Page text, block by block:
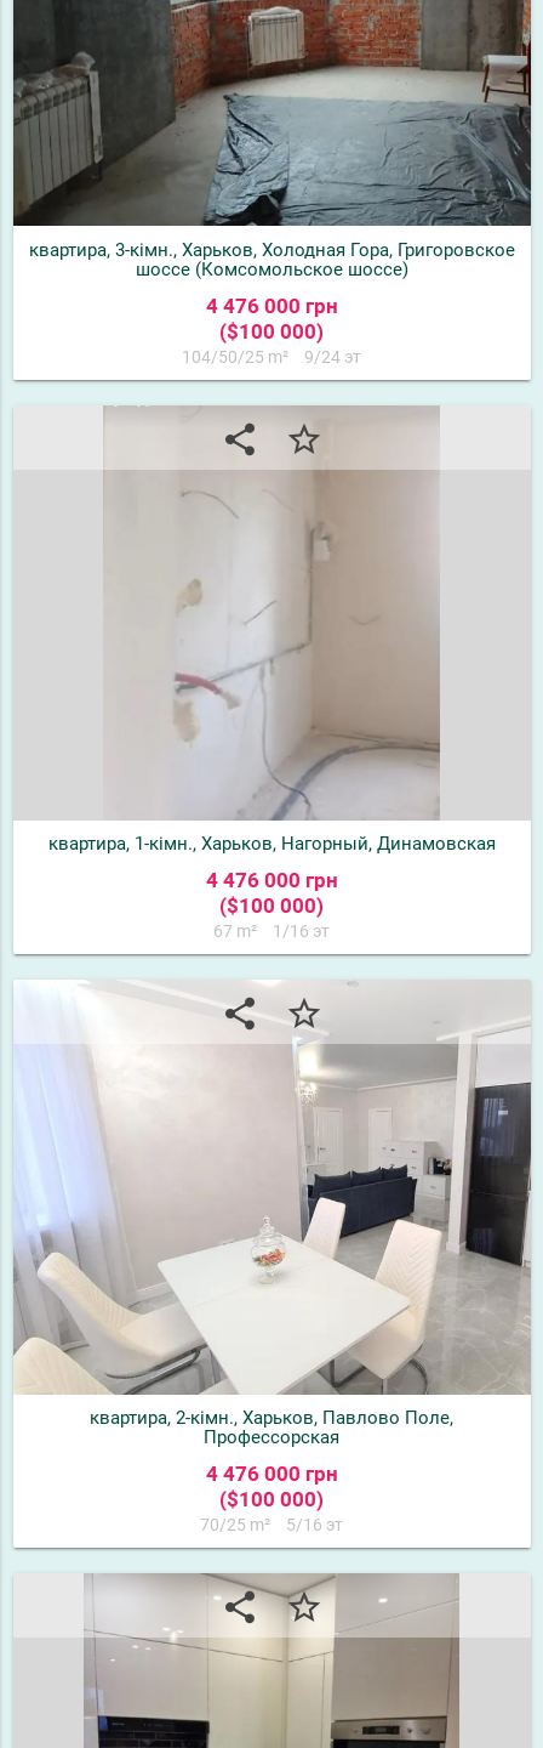
квартира, 3-кімн., Харьков, Холодная Гора, Григоровское
шоссе (Комсомольское шоссе)
4 476 000 грн
($100 000)
104/50/25 m² 9/24 эт
share star_border
квартира, 1-кімн., Харьков, Нагорный, Динамовская
4 476 000 грн
($100 000)
67 m² 1/16 эт
share star_border
квартира, 2-кімн., Харьков, Павлово Поле,
Профессорская
4 476 000 грн
($100 000)
70/25 m² 5/16 эт
share star_border